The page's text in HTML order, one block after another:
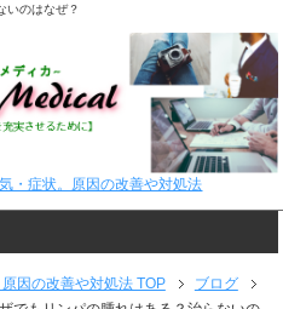
いのはなぜ？
・症状。原因の改善や対処法
因の改善や対処法 TOP
ブログ